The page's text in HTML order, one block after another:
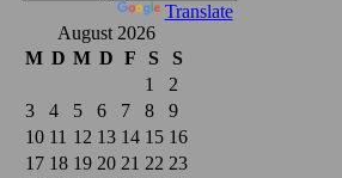
Translate
August 2026
M D M D F S S
1
2
3
4 5 6 7 8
9
10 11 12 13 14 15 16
17 18 19 20 21 22 23